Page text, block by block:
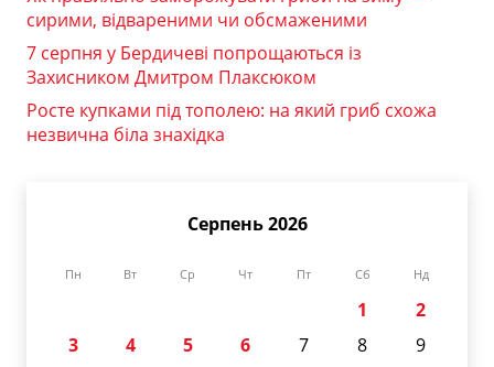
сирими, відвареними чи обсмаженими
7 серпня у Бердичеві попрощаються із
Захисником Дмитром Плаксюком
Росте купками під тополею: на який гриб схожа
незвична біла знахідка
Серпень 2026
Пн Вт Ср Чт Пт Сб Нд
1
2
3
4 5 6 7 8
9